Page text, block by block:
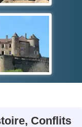
Conflits